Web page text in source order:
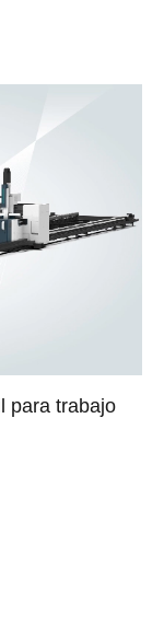
para trabajo